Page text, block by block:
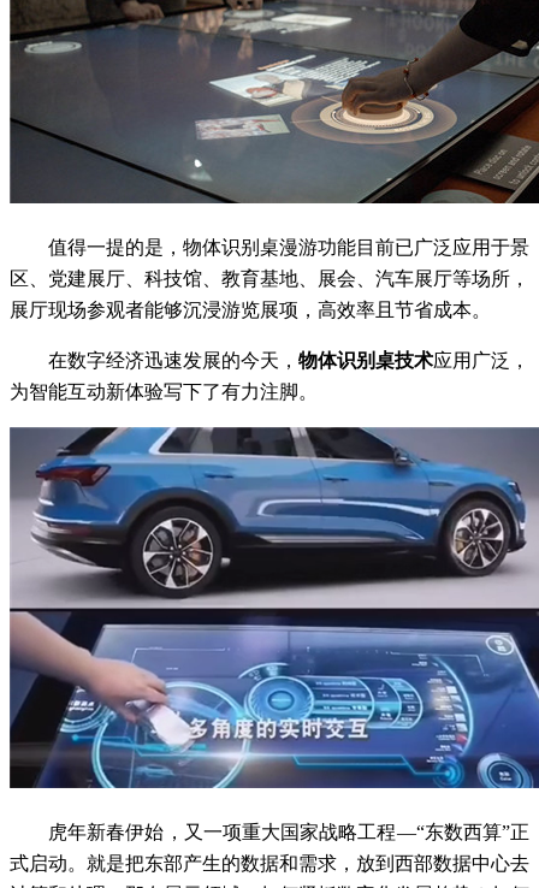
值得一提的是，物体识别桌漫游功能目前已广泛应用于景
区、党建展厅、科技馆、教育基地、展会、汽车展厅等场所，
展厅现场参观者能够沉浸游览展项，高效率且节省成本。
在数字经济迅速发展的今天， 物体识别桌技术应用广泛，
为智能互动新体验写下了有力注脚。
虎年新春伊始，又一项重大国家战略工程—“东数西算”正
式启动。就是把东部产生的数据和需求，放到西部数据中心去